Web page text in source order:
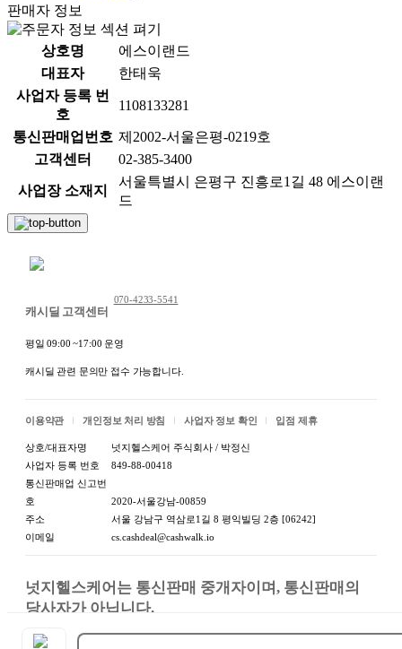
판매자 정보
상호명
에스이랜드
대표자
한태욱
사업자 등록 번
호
1108133281
통신판매업번호 제2002-서울은평-0219호
고객센터
02-385-3400
사업장 소재지
서울특별시 은평구 진흥로1길 48 에스이랜
드
캐시딜 고객센터
070-4233-5541
평일 09:00 ~17:00 운영
캐시딜 관련 문의만 접수 가능합니다.
이용약관 개인정보 처리 방침 사업자 정보 확인 입점 제휴
상호/대표자명
넛지헬스케어 주식회사 / 박정신
사업자 등록 번호
849-88-00418
통신판매업 신고번
호
2020-서울강남-00859
주소
서울 강남구 역삼로1길 8 평익빌딩 2층 [06242]
이메일
cs.cashdeal@cashwalk.io
넛지헬스케어는 통신판매 중개자이며, 통신판매의
당사자가 아닙니다.
상품, 상품정보, 거래에 관한 의무와 책임은 판매자에